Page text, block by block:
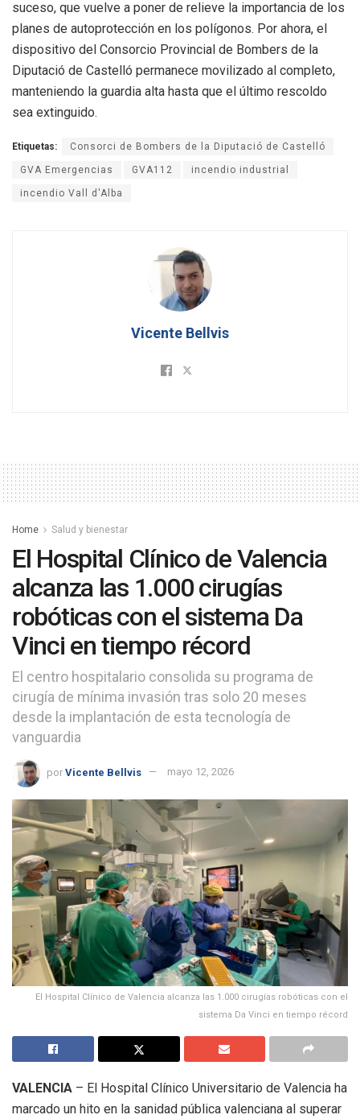
suceso, que vuelve a poner de relieve la importancia de los
planes de autoprotección en los polígonos. Por ahora, el
dispositivo del Consorcio Provincial de Bombers de la
Diputació de Castelló permanece movilizado al completo,
manteniendo la guardia alta hasta que el último rescoldo
sea extinguido.
Etiquetas: Consorci de Bombers de la Diputació de Castelló
GVA Emergencias GVA112 incendio industrial
incendio Vall d'Alba
Vicente Bellvis
Home Salud y bienestar
El Hospital Clínico de Valencia
alcanza las 1.000 cirugías
robóticas con el sistema Da
Vinci en tiempo récord
El centro hospitalario consolida su programa de
cirugía de mínima invasión tras solo 20 meses
desde la implantación de esta tecnología de
vanguardia
por Vicente Bellvis mayo 12, 2026
El Hospital Clínico de Valencia alcanza las 1.000 cirugías robóticas con el
sistema Da Vinci en tiempo récord
VALENCIA – El Hospital Clínico Universitario de Valencia ha
marcado un hito en la sanidad pública valenciana al superar